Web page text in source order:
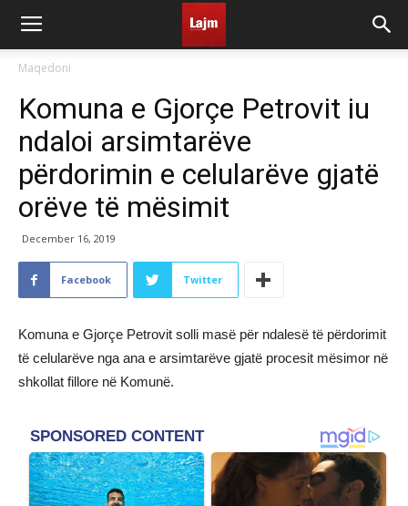
Maqedoni
Komuna e Gjorçe Petrovit iu
ndaloi arsimtarëve
përdorimin e celularëve gjatë
orëve të mësimit
December 16, 2019
Facebook Twitter
Komuna e Gjorçe Petrovit solli masë për ndalesë të përdorimit
të celularëve nga ana e arsimtarëve gjatë procesit mësimor në
shkollat fillore në Komunë.